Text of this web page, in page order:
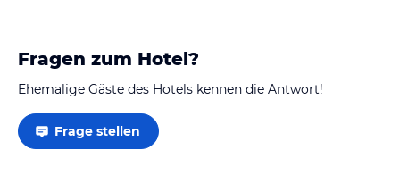
Fragen zum Hotel?
Ehemalige Gäste des Hotels kennen die Antwort!
Frage stellen